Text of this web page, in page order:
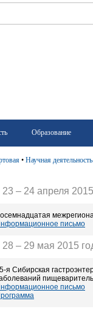
Образование
• Научная деятельность
23 – 24 апреля
письмо
28 – 29 мая 2015
я Сибирская
письмо